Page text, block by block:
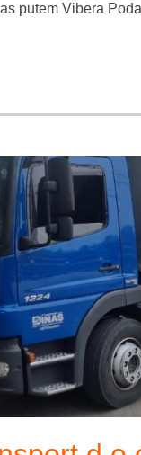
putem Vibera